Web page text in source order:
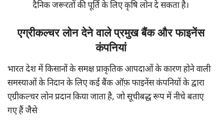
दैनिक जरूरतों की पूर्ति के लिए कृषि लोन दे सकता है।
एग्रीकल्चर लोन देने वाले प्रमुख बैंक और फाइनेंस
कंपनियां
भारत देश में किसानों के समक्ष प्राकृतिक आपदाओं के कारण होने वाली
समस्याओं के निदान के लिए कई बैंक ऑफ़ फाइनेंस कंपनियों के द्वारा
एग्रीकल्चर लोन प्रदान किया जाता है, जो सूचीबद्ध रूप में नीचे बताए
गए हैं जैसे